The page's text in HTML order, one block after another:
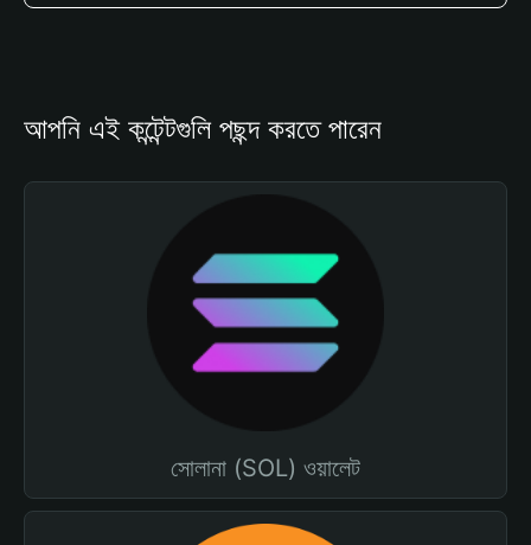
আপনি এই কন্টেন্টগুলি পছন্দ করতে পারেন
সোলানা (SOL) ওয়ালেট